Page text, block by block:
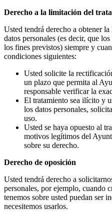
Derecho a la limitación del
Usted tendrá derecho a obtener
datos personales (es decir, que
los fines previstos) siempre y
condiciones siguientes:
Usted solicite la
un plazo que permita al
responsable verificar la
El tratamiento sea ilícito y
los datos personales,
uso.
Usted se haya opuesto al
motivos legítimos del
sobre su derecho.
Derecho de oposición
Usted tendrá derecho a
personales, por ejemplo, cuando
tenemos sobre usted puedan ser
necesitemos usarlos.